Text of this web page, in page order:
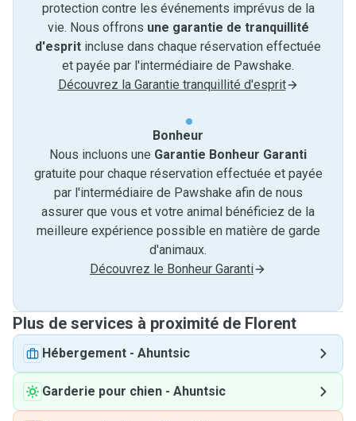
protection contre les événements imprévus de la
vie. Nous offrons une garantie de tranquillité
d'esprit incluse dans chaque réservation effectuée
et payée par l'intermédiaire de Pawshake.
Découvrez la Garantie tranquillité d'esprit
Bonheur
Nous incluons une Garantie Bonheur Garanti
gratuite pour chaque réservation effectuée et payée
par l'intermédiaire de Pawshake afin de nous
assurer que vous et votre animal bénéficiez de la
meilleure expérience possible en matière de garde
d'animaux.
Découvrez le Bonheur Garanti
Plus de services à proximité de Florent
Hébergement - Ahuntsic
Garderie pour chien - Ahuntsic